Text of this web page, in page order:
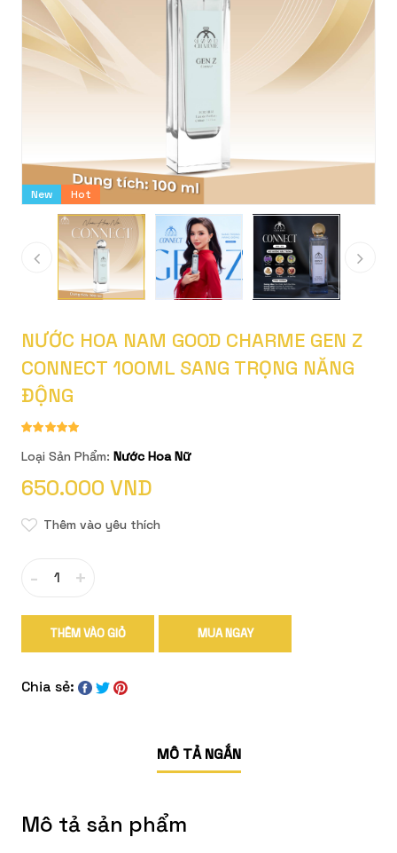
New Hot
NƯỚC HOA NAM GOOD CHARME GEN Z
CONNECT 100ML SANG TRỌNG NĂNG
ĐỘNG
Loại Sản Phẩm: Nước Hoa Nữ
650.000 VND
Thêm vào yêu thích
- +
THÊM VÀO GIỎ MUA NGAY
Chia sẻ:
MÔ TẢ NGẮN
Mô tả sản phẩm